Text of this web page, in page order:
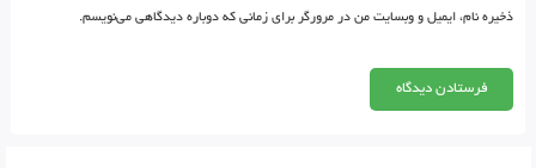
ذخیره نام، ایمیل و وبسایت من در مرورگر برای زمانی که دوباره دیدگاهی می‌نویسم.